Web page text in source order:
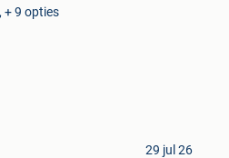
+ 9 opties
29 jul 26